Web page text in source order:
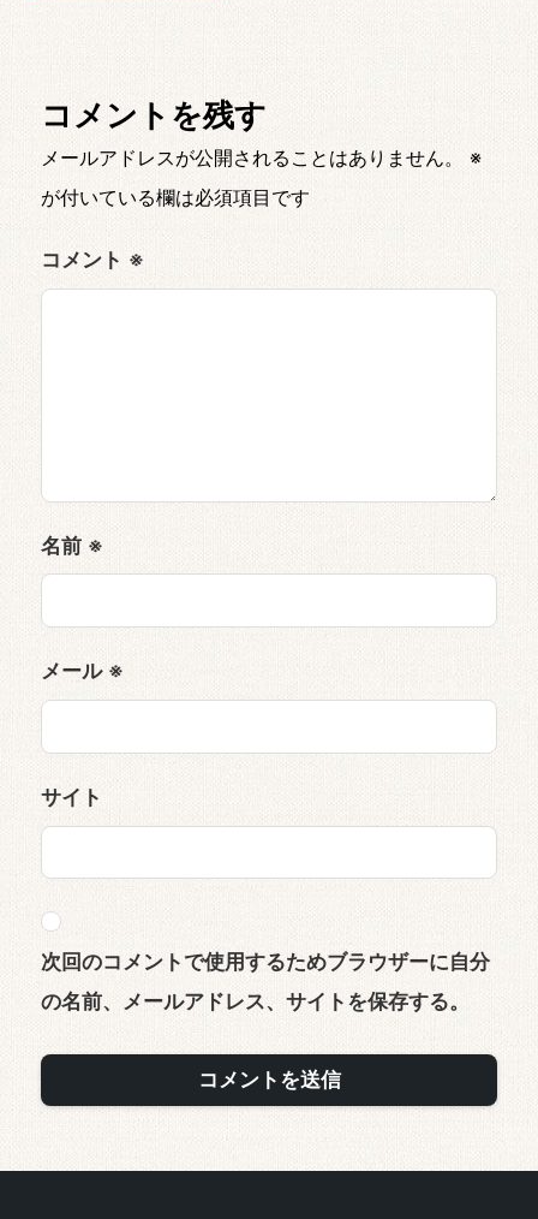
コメントを残す
メールアドレスが公開されることはありません。
※
が付いている欄は必須項目です
コメント ※
名前 ※
メール ※
サイト
次回のコメントで使用するためブラウザーに自分
の名前、メールアドレス、サイトを保存する。